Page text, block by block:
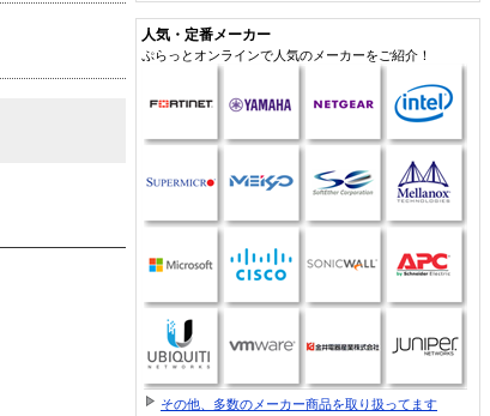
人気・定番メーカー
ぷらっとオンラインで人気のメーカーをご紹介！
その他、多数のメーカー商品を取り扱ってます